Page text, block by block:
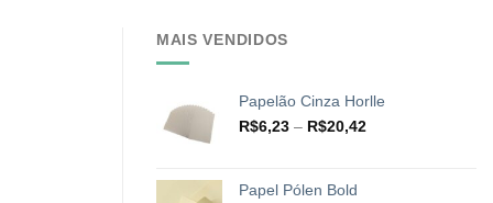
MAIS VENDIDOS
Papelão Cinza Horlle
R$6,23 – R$20,42
Papel Pólen Bold